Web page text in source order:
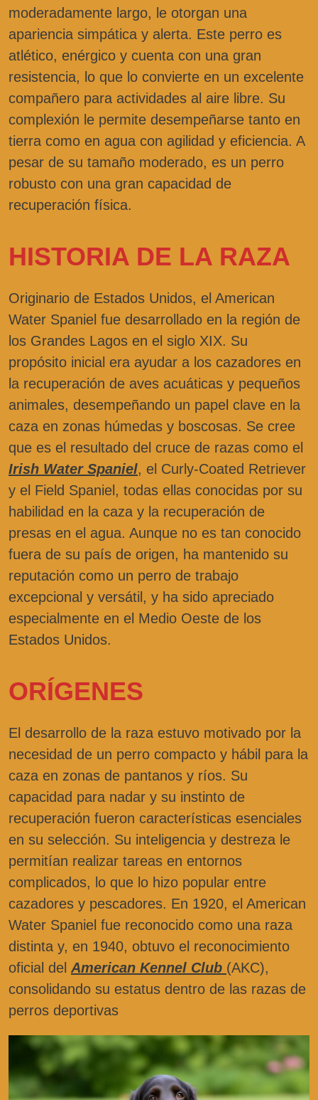
moderadamente largo, le otorgan una
apariencia simpática y alerta. Este perro es
atlético, enérgico y cuenta con una gran
resistencia, lo que lo convierte en un excelente
compañero para actividades al aire libre. Su
complexión le permite desempeñarse tanto en
tierra como en agua con agilidad y eficiencia. A
pesar de su tamaño moderado, es un perro
robusto con una gran capacidad de
recuperación física.
HISTORIA DE LA RAZA
Originario de Estados Unidos, el American
Water Spaniel fue desarrollado en la región de
los Grandes Lagos en el siglo XIX. Su
propósito inicial era ayudar a los cazadores en
la recuperación de aves acuáticas y pequeños
animales, desempeñando un papel clave en la
caza en zonas húmedas y boscosas. Se cree
que es el resultado del cruce de razas como el
Irish Water Spaniel, el Curly-Coated Retriever
y el Field Spaniel, todas ellas conocidas por su
habilidad en la caza y la recuperación de
presas en el agua. Aunque no es tan conocido
fuera de su país de origen, ha mantenido su
reputación como un perro de trabajo
excepcional y versátil, y ha sido apreciado
especialmente en el Medio Oeste de los
Estados Unidos.
ORÍGENES
El desarrollo de la raza estuvo motivado por la
necesidad de un perro compacto y hábil para la
caza en zonas de pantanos y ríos. Su
capacidad para nadar y su instinto de
recuperación fueron características esenciales
en su selección. Su inteligencia y destreza le
permitían realizar tareas en entornos
complicados, lo que lo hizo popular entre
cazadores y pescadores. En 1920, el American
Water Spaniel fue reconocido como una raza
distinta y, en 1940, obtuvo el reconocimiento
oficial del American Kennel Club (AKC),
consolidando su estatus dentro de las razas de
perros deportivas